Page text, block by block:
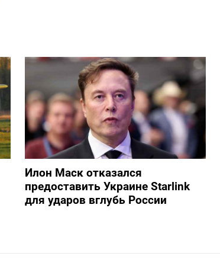
Илон Маск отказался
предоставить Украине Starlink
для ударов вглубь России